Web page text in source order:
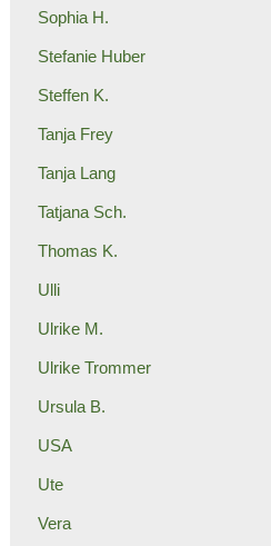
Sophia H.
Stefanie Huber
Steffen K.
Tanja Frey
Tanja Lang
Tatjana Sch.
Thomas K.
Ulli
Ulrike M.
Ulrike Trommer
Ursula B.
USA
Ute
Vera